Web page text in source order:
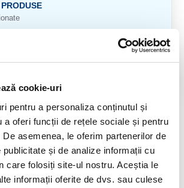
cookie-uri
pentru a personaliza conținutul și
a oferi funcții de rețele sociale și pentru
asemenea, le oferim partenerilor de
publicitate și de analize informații cu
care folosiți site-ul nostru. Aceștia le
informații oferite de dvs. sau culese
%.